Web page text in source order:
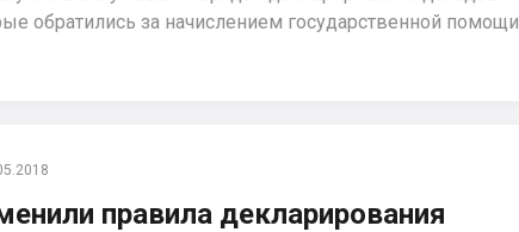
обратились за начислением государственной помощи
правила декларирования